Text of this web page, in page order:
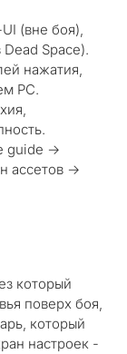
(вне боя),
Space).
нажатия,
PC.
guide →
ассетов →
который
поверх боя,
который
настроек -